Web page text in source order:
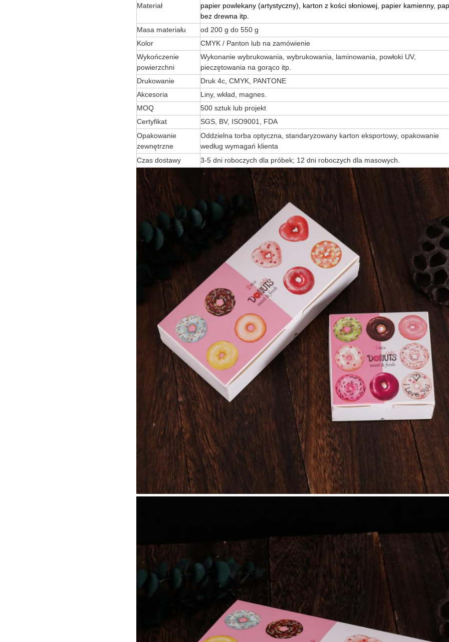
Materiał
papier powlekany (artystyczny), karton z kości słoniowej, papier kamienny,
bez drewna itp.
Masa materiału
od 200 g do 550 g
Kolor
CMYK / Panton lub na zamówienie
Wykończenie
powierzchni
Wykonanie wybrukowania, wybrukowania, laminowania, powłoki UV,
pieczętowania na gorąco itp.
Drukowanie
Druk 4c, CMYK, PANTONE
Akcesoria
Liny, wkład, magnes.
MOQ
500 sztuk lub projekt
Certyfikat
SGS, BV, ISO9001, FDA
Opakowanie
zewnętrzne
Oddzielna torba optyczna, standaryzowany karton eksportowy, opakowanie
według wymagań klienta
Czas dostawy
3-5 dni roboczych dla próbek; 12 dni roboczych dla masowych.